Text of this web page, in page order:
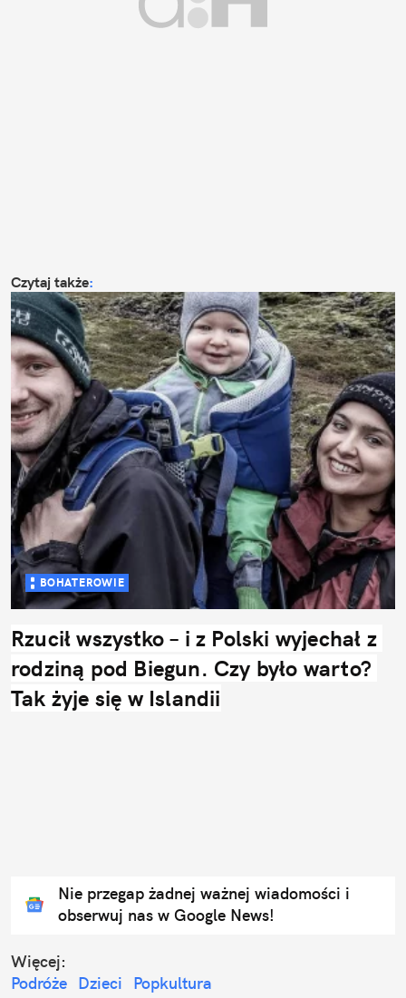
Czytaj także:
BOHATEROWIE
Rzucił wszystko – i z Polski wyjechał z
rodziną pod Biegun. Czy było warto?
Tak żyje się w Islandii
Nie przegap żadnej ważnej wiadomości i
obserwuj nas w Google News!
Więcej:
Podróże Dzieci Popkultura